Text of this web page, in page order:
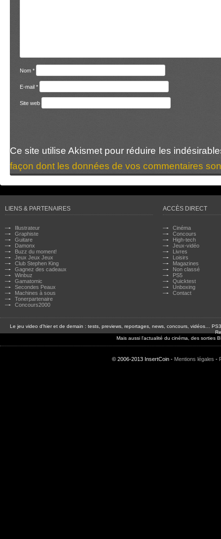
Nom *
E-mail *
Site web
Ce site utilise Akismet pour réduire les
façon dont les données de vos commentaires
LIENS & PARTENAIRES
Illustrateur
Graphiste
Guitare
Damonx
Buzz du moment!
Jeux Jeux Jeux
Club Stephen King
Gagnez des cadeaux
Winbuz
Gamatomic
Secondes Peaux
Machines à sous
Tonerpartenaire
Concours2000
ACCÈS DIRECT
Cinéma
Concours
High-tech
Jeux-vidéo
Livres
Loisirs
Magazines
Non classé
PS5
Quicktest
Unboxing
Contact
Le jeu video d'hier et de demain : tests, previews, reportages, news, concours, vidéos…
Mais aussi l'actualité du cinéma, des sorties
© 2006-2013 InsertCoin - Mentions légales -